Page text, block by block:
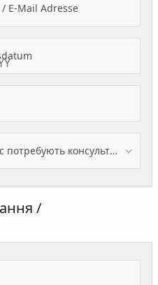
E-Mail Adresse(Value Required)
Скільки членів сім’ї крім Вас потребують консультації? / Wieviele Familienmitglieder brauchen Beratung - zusätzlich zu Ihnen?
/